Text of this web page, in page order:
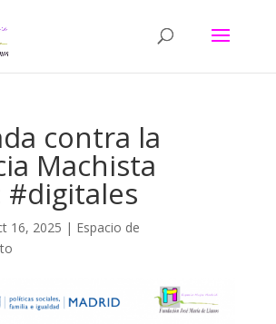
contra la
Machista
#digitales
16, 2025 | Espacio de